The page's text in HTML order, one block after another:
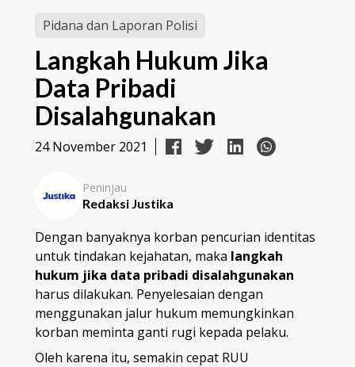
Pidana dan Laporan Polisi
Langkah Hukum Jika
Data Pribadi
Disalahgunakan
24 November 2021
Peninjau
Redaksi Justika
Dengan banyaknya korban pencurian identitas
untuk tindakan kejahatan, maka langkah
hukum jika data pribadi disalahgunakan
harus dilakukan. Penyelesaian dengan
menggunakan jalur hukum memungkinkan
korban meminta ganti rugi kepada pelaku.
Oleh karena itu, semakin cepat RUU